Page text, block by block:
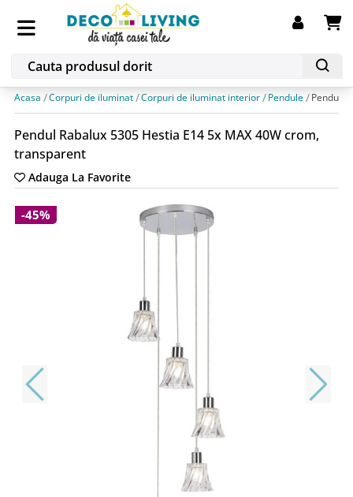
Acasa Corpuri de iluminat Corpuri de iluminat interior Pendule Pendul
Pendul Rabalux 5305 Hestia E14 5x MAX 40W crom,
transparent
Adauga La Favorite
-45%